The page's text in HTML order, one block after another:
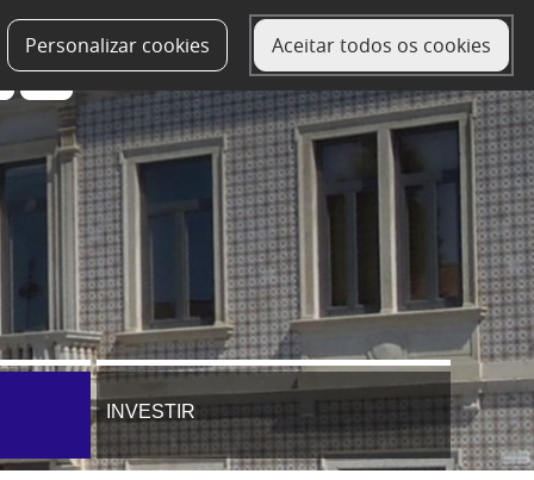
Personalizar cookies
Aceitar todos os cookies
INVESTIR